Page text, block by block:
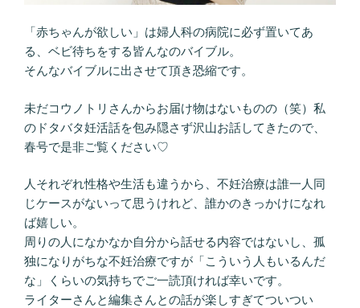
「赤ちゃんが欲しい」は婦人科の病院に必ず置いてあ
る、ベビ待ちをする皆んなのバイブル。
そんなバイブルに出させて頂き恐縮です。
未だコウノトリさんからお届け物はないものの（笑）私
のドタバタ妊活話を包み隠さず沢山お話してきたので、
春号で是非ご覧ください♡
人それぞれ性格や生活も違うから、不妊治療は誰一人同
じケースがないって思うけれど、誰かのきっかけになれ
ば嬉しい。
周りの人になかなか自分から話せる内容ではないし、孤
独になりがちな不妊治療ですが「こういう人もいるんだ
な」くらいの気持ちでご一読頂ければ幸いです。
ライターさんと編集さんとの話が楽しすぎてついつい